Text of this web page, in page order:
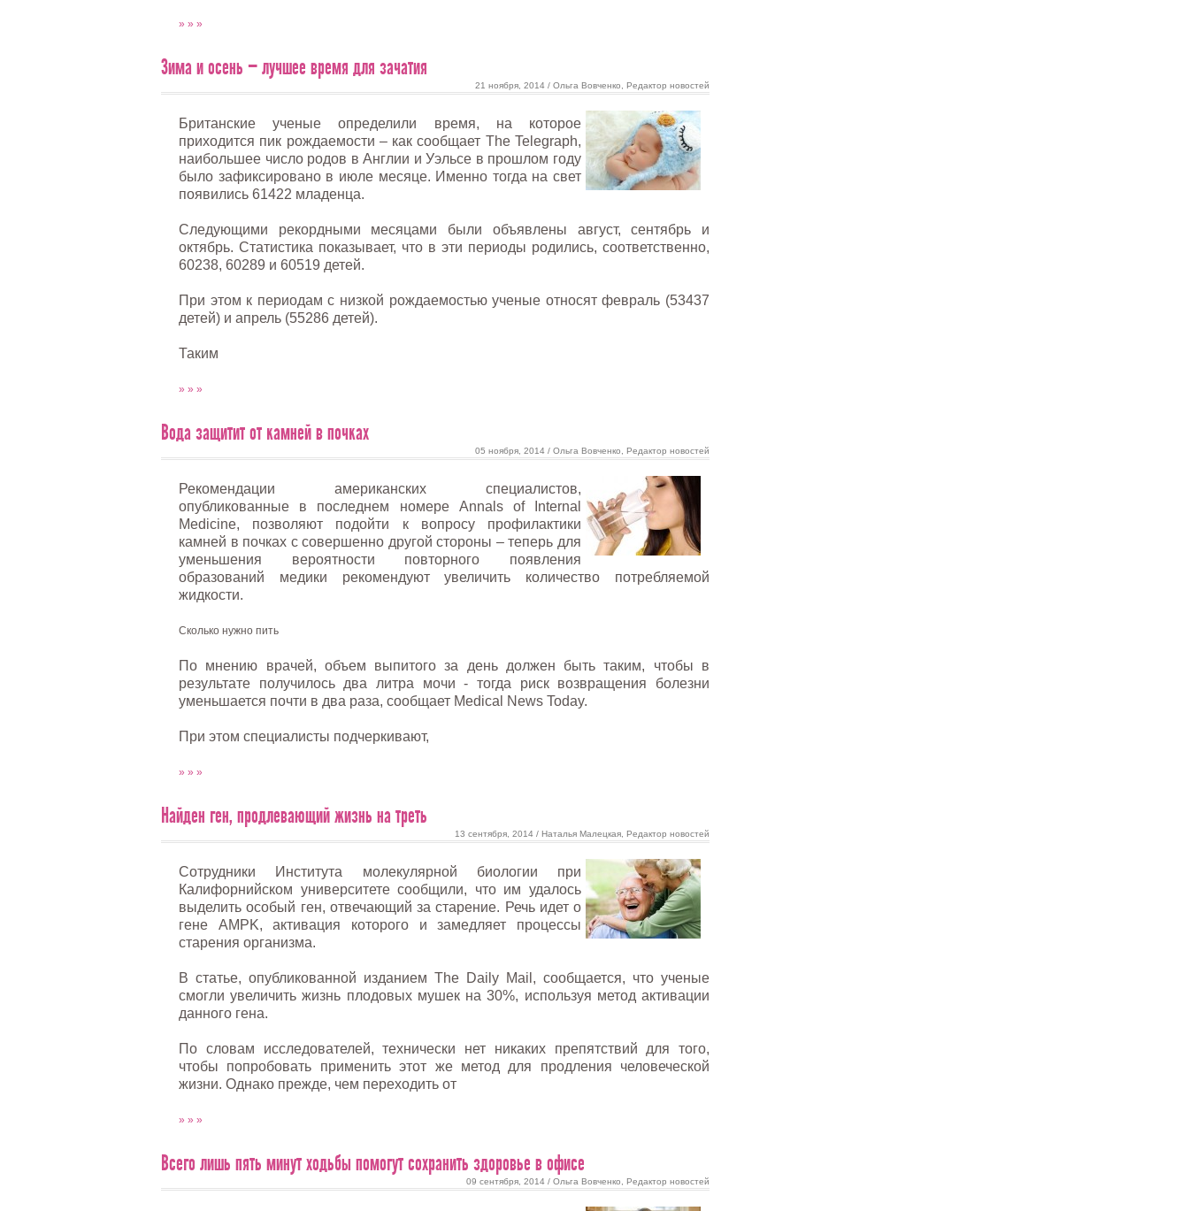
» » »
Зима и осень — лучшее время для зачатия
21 ноября, 2014 / Ольга Вовченко, Редактор новостей
Британские ученые определили время, на которое
приходится пик рождаемости – как сообщает The Telegraph,
наибольшее число родов в Англии и Уэльсе в прошлом году
было зафиксировано в июле месяце. Именно тогда на свет
появились 61422 младенца.
Следующими рекордными месяцами были объявлены август, сентябрь и
октябрь. Статистика показывает, что в эти периоды родились, соответственно,
60238, 60289 и 60519 детей.
При этом к периодам с низкой рождаемостью ученые относят февраль (53437
детей) и апрель (55286 детей).
Таким
» » »
Вода защитит от камней в почках
05 ноября, 2014 / Ольга Вовченко, Редактор новостей
Рекомендации американских специалистов,
опубликованные в последнем номере Annals of Internal
Medicine, позволяют подойти к вопросу профилактики
камней в почках с совершенно другой стороны – теперь для
уменьшения вероятности повторного появления
образований медики рекомендуют увеличить количество потребляемой
жидкости.
Сколько нужно пить
По мнению врачей, объем выпитого за день должен быть таким, чтобы в
результате получилось два литра мочи - тогда риск возвращения болезни
уменьшается почти в два раза, сообщает Medical News Today.
При этом специалисты подчеркивают,
» » »
Найден ген, продлевающий жизнь на треть
13 сентября, 2014 / Наталья Малецкая, Редактор новостей
Сотрудники Института молекулярной биологии при
Калифорнийском университете сообщили, что им удалось
выделить особый ген, отвечающий за старение. Речь идет о
гене AMPK, активация которого и замедляет процессы
старения организма.
В статье, опубликованной изданием The Daily Mail, сообщается, что ученые
смогли увеличить жизнь плодовых мушек на 30%, используя метод активации
данного гена.
По словам исследователей, технически нет никаких препятствий для того,
чтобы попробовать применить этот же метод для продления человеческой
жизни. Однако прежде, чем переходить от
» » »
Всего лишь пять минут ходьбы помогут сохранить здоровье в офисе
09 сентября, 2014 / Ольга Вовченко, Редактор новостей